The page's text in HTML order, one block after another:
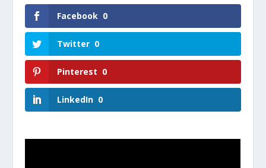
Facebook 0
Twitter 0
Pinterest 0
LinkedIn 0